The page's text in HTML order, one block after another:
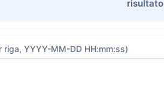
risultato
YYYY-MM-DD HH:mm:ss)